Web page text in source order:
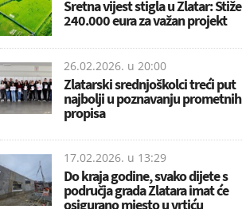
Sretna vijest stigla u Zlatar: Stiže
240.000 eura za važan projekt
26.02.2026. u 20:00
Zlatarski srednjoškolci treći put
najbolji u poznavanju prometnih
propisa
17.02.2026. u 13:29
Do kraja godine, svako dijete s
područja grada Zlatara imat će
osigurano mjesto u vrtiću